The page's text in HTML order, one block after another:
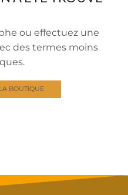
ou effectuez une
des termes moins
BOUTIQUE